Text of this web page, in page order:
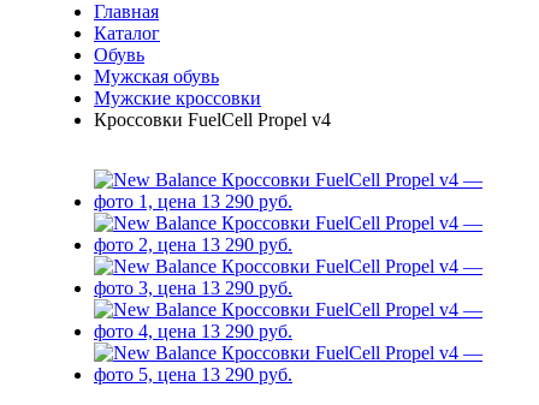
Главная
Каталог
Обувь
Мужская обувь
Мужские кроссовки
Кроссовки FuelCell Propel v4